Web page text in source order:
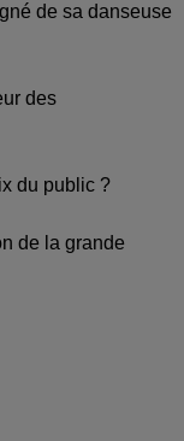
de sa danseuse
des
du public ?
de la grande